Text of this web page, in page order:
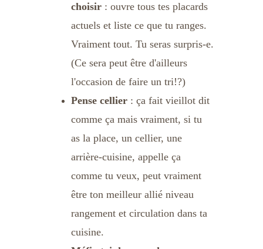
choisir : ouvre tous tes placards
actuels et liste ce que tu ranges.
Vraiment tout. Tu seras surpris-e.
(Ce sera peut être d'ailleurs
l'occasion de faire un tri!?)
Pense cellier : ça fait vieillot dit
comme ça mais vraiment, si tu
as la place, un cellier, une
arrière-cuisine, appelle ça
comme tu veux, peut vraiment
être ton meilleur allié niveau
rangement et circulation dans ta
cuisine.